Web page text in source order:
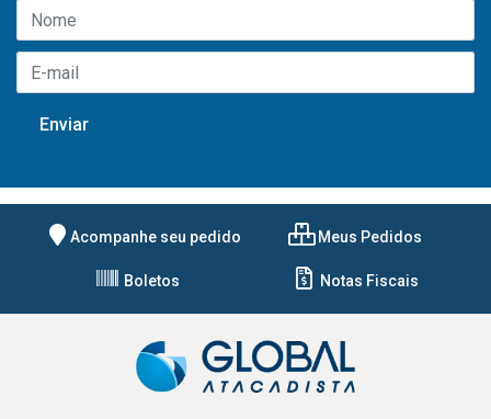
Acompanhe seu pedido Meus Pedidos
Boletos Notas Fiscais